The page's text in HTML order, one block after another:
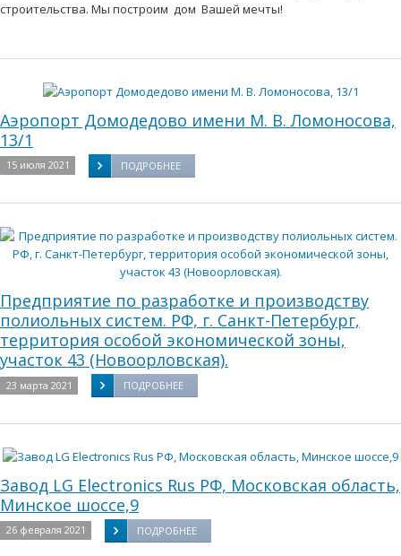
строительства. Мы построим дом Вашей мечты!
Аэропорт Домодедово имени М. В. Ломоносова,
13/1
15 июля 2021 ПОДРОБНЕЕ
Предприятие по разработке и производству
полиольных систем. РФ, г. Санкт-Петербург,
территория особой экономической зоны,
участок 43 (Новоорловская).
23 марта 2021 ПОДРОБНЕЕ
Завод LG Electronics Rus РФ, Московская область,
Минское шоссе,9
26 февраля 2021 ПОДРОБНЕЕ